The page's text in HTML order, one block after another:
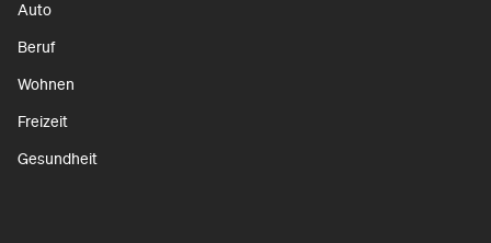
Auto
Beruf
Wohnen
Freizeit
Gesundheit